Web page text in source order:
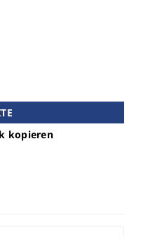
kopieren